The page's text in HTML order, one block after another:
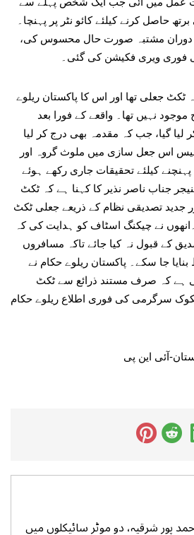
حاصل کرنے کیلئے کائو نٹر پر پہنچا۔
دوران مشتبہ صورت حال محسوس کی،
فوری ویری فکیشن کی گئی۔
جعلی تھا اور اس کا پاکستان ریلوے
موجود نہیں تھا۔ واقعے کے فورا بعد
گیا، جب کہ مقدمہ بھی درج کر لیا
اس جعل سازی میں ملوث گروہ اور
کیلئے تحقیقات جاری رکھے ہوئے
جناب ناصر نذیر کا کہنا ہے کہ ٹکٹ
جدید تصدیقی نظام کے ذریعے جعلی ٹکٹ
نے چیکنگ اسٹاف کو ہدایت کی کہ
کے قبول نہ کیا جائے تاکہ مسافروں
جا سکے۔ پاکستان ریلوے حکام نے
ہے کہ صرف مستند ذرائع سے ٹکٹ
سرگرمی کی فوری اطلاع ریلوے حکام
آئی این پی
پور شرقیہ، دو موٹر سائیکلوں میں